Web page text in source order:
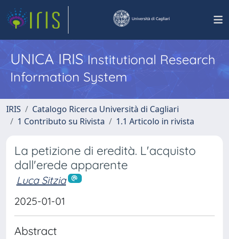
UNICA IRISInstitutional Research
Information System
IRIS
Catalogo Ricerca Università di Cagliari
1 Contributo su Rivista
1.1 Articolo in rivista
La petizione di eredità. L'acquisto
dall'erede apparente
Luca Sitzia
2025-01-01
Abstract